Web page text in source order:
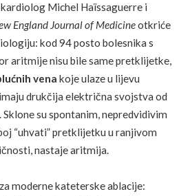
kardiolog Michel Haïssaguerre i
England Journal of Medicineotkriće
kod 94 posto bolesnika s
aritmije nisu bile same pretklijetke,
vena koje ulaze u lijevu
drukčija električna svojstva od
su spontanim, nepredvidivim
“uhvati” pretklijetku u ranjivom
nastaje aritmija.
moderne kateterske ablacije: